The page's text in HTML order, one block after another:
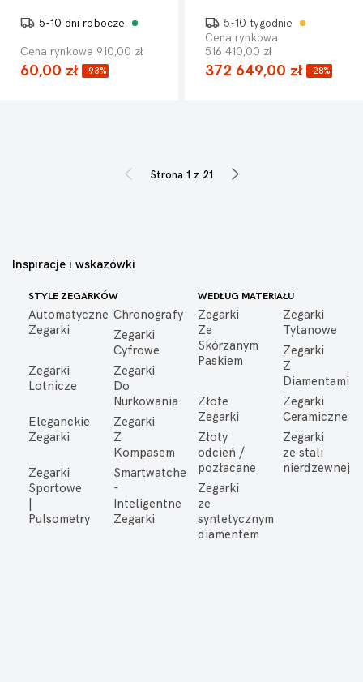
5-10 dni robocze
Cena rynkowa 910,00 zł
60,00 zł -93%
5-10 tygodnie
Cena rynkowa
516 410,00 zł
372 649,00 zł -28%
Strona 1 z 21
Inspiracje i wskazówki
STYLE ZEGARKÓW
Automatyczne
Zegarki
Chronografy
Zegarki
Cyfrowe
Zegarki
Lotnicze
Zegarki
Do
Nurkowania
Eleganckie
Zegarki
Zegarki
Z
Kompasem
Zegarki
Sportowe
Pulsometry
Smartwatche
-
Inteligentne
Zegarki
WEDŁUG MATERIAŁU
Zegarki
Ze
Skórzanym
Paskiem
Zegarki
Tytanowe
Zegarki
Z
Diamentami
Złote
Zegarki
Zegarki
Ceramiczne
Złoty
odcień /
pozłacane
Zegarki
ze stali
nierdzewnej
Zegarki
ze
syntetycznym
diamentem